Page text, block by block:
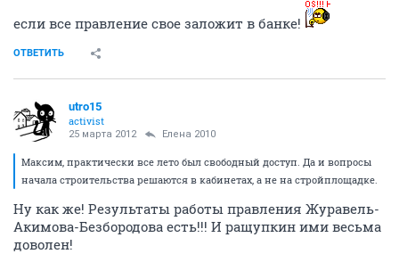
если все правление свое заложит в банке!
ОТВЕТИТЬ
utro15
activist
25 марта 2012 Елена 2010
Максим, практически все лето был свободный доступ. Да и вопросы
начала строительства решаются в кабинетах, а не на стройплощадке.
Ну как же! Результаты работы правления Журавель-
Акимова-Безбородова есть!!! И ращупкин ими весьма
доволен!